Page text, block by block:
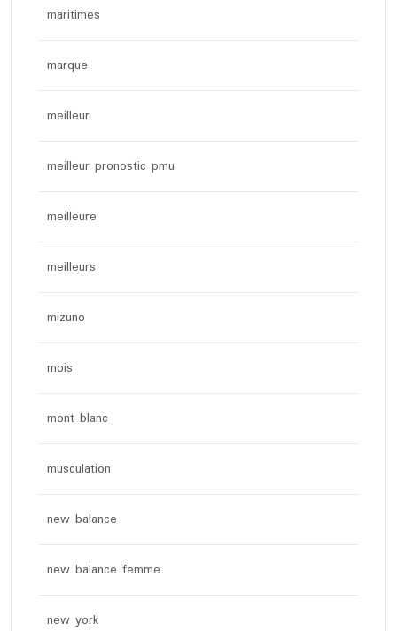
maritimes
marque
meilleur
meilleur pronostic pmu
meilleure
meilleurs
mizuno
mois
mont blanc
musculation
new balance
new balance femme
new york